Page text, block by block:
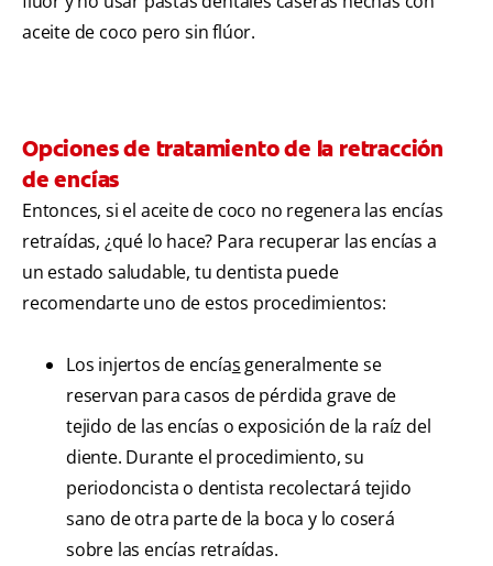
aceite de coco pero sin flúor.
Opciones de tratamiento de la retracción
de encías
Entonces, si el aceite de coco no regenera las encías
retraídas, ¿qué lo hace? Para recuperar las encías a
un estado saludable, tu dentista puede
recomendarte uno de estos procedimientos:
Los injertos de encías generalmente se
reservan para casos de pérdida grave de
tejido de las encías o exposición de la raíz del
diente. Durante el procedimiento, su
periodoncista o dentista recolectará tejido
sano de otra parte de la boca y lo coserá
sobre las encías retraídas.